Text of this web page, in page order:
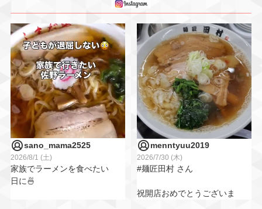
sano_mama2525
2026/8/1 (土)
家族でラーメンを食べたい
日に🍜
menntyuu2019
2026/7/30 (木)
#麺匠田村 さん
祝開店おめでとうございま